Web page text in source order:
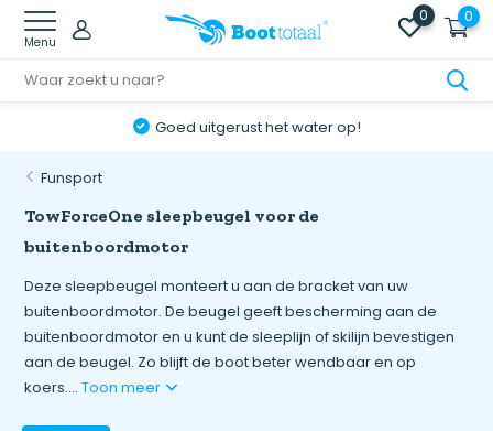
Menu
0 0
Goed uitgerust het water op!
Funsport
TowForceOne sleepbeugel voor de
buitenboordmotor
Deze sleepbeugel monteert u aan de bracket van uw
buitenboordmotor. De beugel geeft bescherming aan de
buitenboordmotor en u kunt de sleeplijn of skilijn bevestigen
aan de beugel. Zo blijft de boot beter wendbaar en op
koers....Toon meer